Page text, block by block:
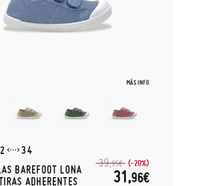
MÁS INFO
34
BAREFOOT LONA
ADHERENTES
39,95€ (-20%)
31,96€